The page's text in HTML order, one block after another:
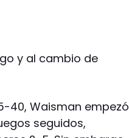
y al cambio de
40, Waisman empezó
seguidos,